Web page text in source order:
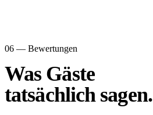
06 — Bewertungen
Was Gäste
tatsächlich sagen.